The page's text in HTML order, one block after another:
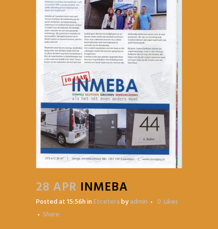
28 APR INMEBA
Posted at 15:56hinEtceterabyadmin 0 Likes
Share